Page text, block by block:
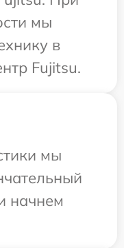
мы
в
Fujitsu.
мы
начнем